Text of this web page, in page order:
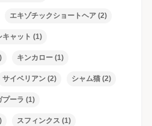
エキゾチックショートヘア(2)
キャット (1)
キンカロー(1)
サイベリアン(2) シャム猫(2)
プーラ (1)
スフィンクス (1)